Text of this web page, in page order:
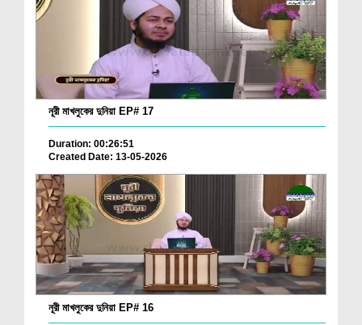
নূরী মাখলুকের দুনিয়া EP# 17
Duration: 00:26:51
Created Date: 13-05-2026
নূরী মাখলুকের দুনিয়া EP# 16